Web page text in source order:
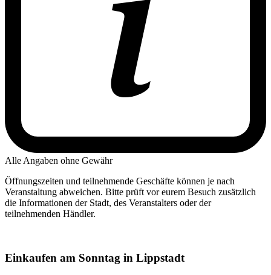
Alle Angaben ohne Gewähr
Öffnungszeiten und teilnehmende Geschäfte können je nach
Veranstaltung abweichen. Bitte prüft vor eurem Besuch zusätzlich
die Informationen der Stadt, des Veranstalters oder der
teilnehmenden Händler.
Einkaufen am Sonntag in Lippstadt